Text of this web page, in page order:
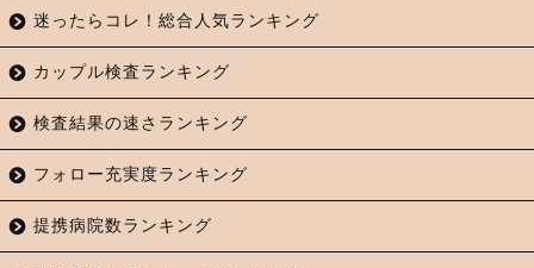
迷ったらコレ！総合人気ランキング
カップル検査ランキング
検査結果の速さランキング
フォロー充実度ランキング
提携病院数ランキング